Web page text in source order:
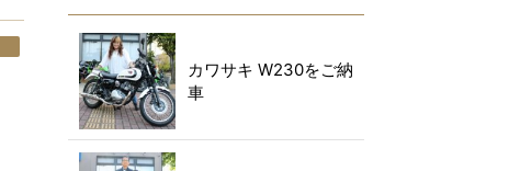
カワサキ W230をご納
車